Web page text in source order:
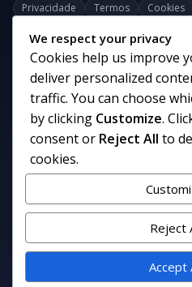
Privacidade Termos Cookies
Categorias
Links uteis
We respect your privacy
Cookies help us improve
deliver personalized
traffic. You can choose
by clicking Customize.
consent or Reject All to
cookies.
Reject
Accept